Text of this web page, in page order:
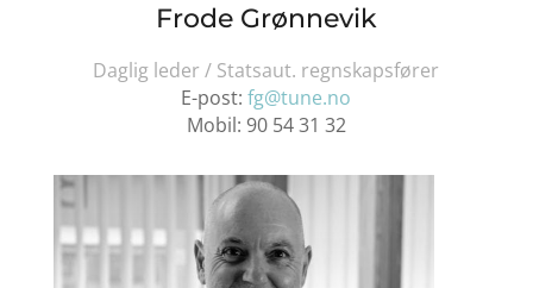
Frode Grønnevik
Daglig leder / Statsaut. regnskapsfører
E-post:fg@tune.no
Mobil: 90 54 31 32